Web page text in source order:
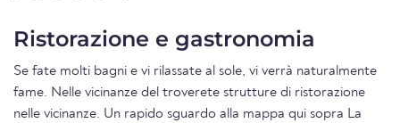
Ristorazione e gastronomia
Se fate molti bagni e vi rilassate al sole, vi verrà naturalmente
fame. Nelle vicinanze del troverete strutture di ristorazione
nelle vicinanze. Un rapido sguardo alla mappa qui sopra La